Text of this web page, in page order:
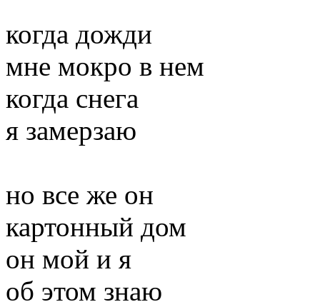
когда дожди
мне мокро в нем
когда снега
я замерзаю
но все же он
картонный дом
он мой и я
об этом знаю